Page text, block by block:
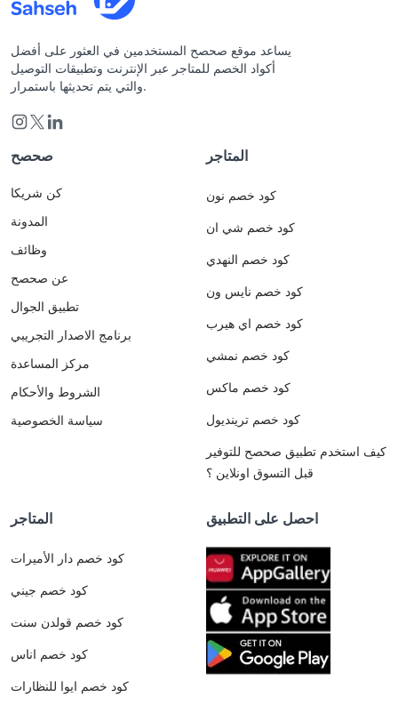
يساعد موقع صحصح المستخدمين في العثور على أفضل
أكواد الخصم للمتاجر عبر الإنترنت وتطبيقات التوصيل
والتي يتم تحديثها باستمرار.
صحصح
كن شريكا
المدونة
وظائف
عن صحصح
تطبيق الجوال
برنامج الاصدار التجريبي
مركز المساعدة
الشروط والأحكام
سياسة الخصوصية
المتاجر
كود خصم نون
كود خصم شي ان
كود خصم النهدي
كود خصم نايس ون
كود خصم اي هيرب
كود خصم نمشي
كود خصم ماكس
كود خصم ترينديول
كيف استخدم تطبيق صحصح للتوفير
قبل التسوق اونلاين ؟
المتاجر
كود خصم دار الأميرات
كود خصم جيني
كود خصم قولدن سنت
كود خصم اناس
كود خصم ايوا للنظارات
احصل على التطبيق